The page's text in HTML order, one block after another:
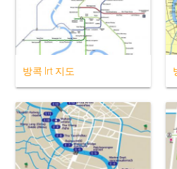
방콕 lrt 지도